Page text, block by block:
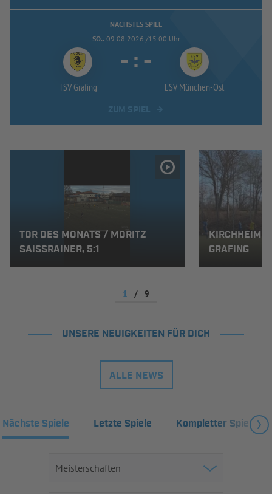
NÄCHSTES SPIEL
SO.. 09.08.2026 /15:00 Uhr
TSV Grafing
- : -
ESV München-Ost
TOR DES MONATS / MORITZ
SAISSRAINER, 5:1
GRAFING
1 / 9
UNSERE NEUIGKEITEN FÜR DICH
ALLE NEWS
Nächste Spiele Letzte Spiele Kompletter Spielplan